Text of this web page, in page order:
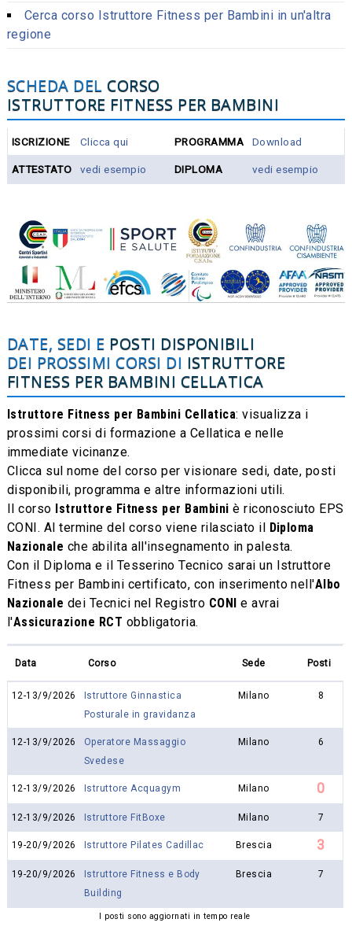
Cerca corso Istruttore Fitness per Bambini in un'altra
regione
SCHEDA DELCORSO
ISTRUTTORE FITNESS PER BAMBINI
ISCRIZIONE Clicca qui PROGRAMMA Download
ATTESTATO vedi esempio DIPLOMA vedi esempio
DATE, SEDI E POSTI DISPONIBILI
DEI PROSSIMI CORSI DI ISTRUTTORE
FITNESS PER BAMBINI CELLATICA
Istruttore Fitness per Bambini Cellatica: visualizza i
prossimi corsi di formazione a Cellatica e nelle
immediate vicinanze.
Clicca sul nome del corso per visionare sedi, date, posti
disponibili, programma e altre informazioni utili.
Il corso Istruttore Fitness per Bambini è riconosciuto EPS
CONI. Al termine del corso viene rilasciato il Diploma
Nazionale che abilita all'insegnamento in palesta.
Con il Diploma e il Tesserino Tecnico sarai un Istruttore
Fitness per Bambini certificato, con inserimento nell'Albo
Nazionale dei Tecnici nel Registro CONI e avrai
l'Assicurazione RCT obbligatoria.
Data Corso Sede Posti
12-13/9/2026
Istruttore Ginnastica
Posturale in gravidanza
Milano 8
12-13/9/2026
Operatore Massaggio
Svedese
Milano 6
12-13/9/2026 Istruttore Acquagym Milano 0
12-13/9/2026 Istruttore FitBoxe Milano 7
19-20/9/2026 Istruttore Pilates Cadillac Brescia 3
19-20/9/2026
Istruttore Fitness e Body
Building
Brescia 7
I posti sono aggiornati in tempo reale